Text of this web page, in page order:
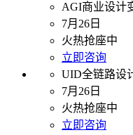
AGI商业设计
7月26日
火热抢座中
立即咨询
UID全链路设
7月26日
火热抢座中
立即咨询